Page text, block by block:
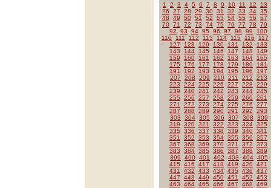
1 2 3 4 5 6 7 8 9 10 11 12
13
26
27 28 29 30 31 32 33 34 35
48
49 50 51 52 53 54 55 56
57
70 71 72 73 74 75 76 77 78
79
92
93 94 95 96 97 98 99
100
110
111 112 113 114 115 116
117
127
128 129 130 131 132
133
143
144 145 146 147 148
149
159
160 161 162 163 164
165
175
176 177 178 179 180
181
191
192 193 194 195 196
197
207
208 209 210 211 212
213
223
224 225 226 227 228
229
239
240 241 242 243 244 245
255
256 257 258 259 260 261
271
272 273 274 275 276
277
287
288 289 290 291 292
293
303
304 305 306 307 308
309
319
320 321 322 323 324 325
335
336 337 338 339 340 341
351
352 353 354 355 356
357
367
368 369 370 371 372
373
383
384 385 386 387 388
389
399
400 401 402 403 404 405
415
416 417 418 419 420 421
431
432 433 434 435 436
437
447
448 449 450 451 452
453
463
464 465 466 467 468 469